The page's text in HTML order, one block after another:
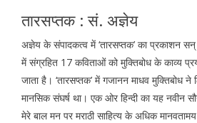
तारसप्तक : सं. अज्ञेय
अज्ञेय के संपादकत्व में ‘तारसप्तक’ का प्रकाशन
में संग्रहित 17 कविताओं को मुक्तिबोध के काव्य
जाता है। ‘तारसप्तक’ में गजानन माधव मुक्तिबोध ने
मानसिक संघर्ष था। एक ओर हिन्दी का यह नवीन
मेरे बाल मन पर मराठी साहित्य के अधिक